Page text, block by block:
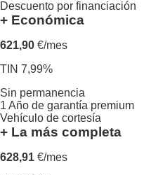
Descuento por financiación
+ Económica
621,90 €/mes
TIN 7,99%
Sin permanencia
1 Año de garantía premium
Vehículo de cortesía
+ La más completa
628,91 €/mes